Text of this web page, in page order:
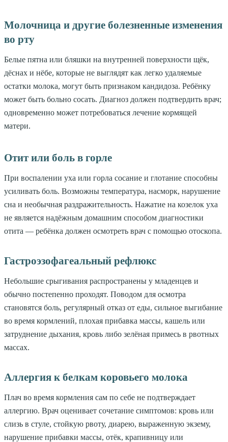
Молочница и другие болезненные изменения
во рту
Белые пятна или бляшки на внутренней поверхности щёк,
дёснах и нёбе, которые не выглядят как легко удаляемые
остатки молока, могут быть признаком кандидоза. Ребёнку
может быть больно сосать. Диагноз должен подтвердить врач;
одновременно может потребоваться лечение кормящей
матери.
Отит или боль в горле
При воспалении уха или горла сосание и глотание способны
усиливать боль. Возможны температура, насморк, нарушение
сна и необычная раздражительность. Нажатие на козелок уха
не является надёжным домашним способом диагностики
отита — ребёнка должен осмотреть врач с помощью отоскопа.
Гастроэзофагеальный рефлюкс
Небольшие срыгивания распространены у младенцев и
обычно постепенно проходят. Поводом для осмотра
становятся боль, регулярный отказ от еды, сильное выгибание
во время кормлений, плохая прибавка массы, кашель или
затруднение дыхания, кровь либо зелёная примесь в рвотных
массах.
Аллергия к белкам коровьего молока
Плач во время кормления сам по себе не подтверждает
аллергию. Врач оценивает сочетание симптомов: кровь или
слизь в стуле, стойкую рвоту, диарею, выраженную экзему,
нарушение прибавки массы, отёк, крапивницу или